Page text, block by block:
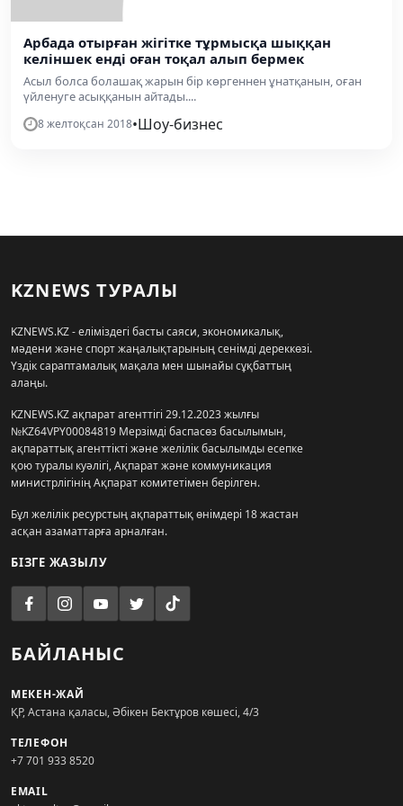
Арбада отырған жігітке тұрмысқа шыққан
келіншек енді оған тоқал алып бермек
Асыл болса болашақ жарын бір көргеннен ұнатқанын, оған
үйленуге асыққанын айтады....
8 желтоқсан 2018•Шоу-бизнес
KZNEWS ТУРАЛЫ
KZNEWS.KZ - еліміздегі басты саяси, экономикалық,
мәдени және спорт жаңалықтарының сенімді дереккөзі.
Үздік сараптамалық мақала мен шынайы сұқбаттың
алаңы.
KZNEWS.KZ ақпарат агенттігі 29.12.2023 жылғы
№KZ64VPY00084819 Мерзімді баспасөз басылымын,
ақпараттық агенттікті және желілік басылымды есепке
қою туралы куәлігі, Ақпарат және коммуникация
министрлігінің Ақпарат комитетімен берілген.
Бұл желілік ресурстың ақпараттық өнімдері 18 жастан
асқан азаматтарға арналған.
БІЗГЕ ЖАЗЫЛУ
БАЙЛАНЫС
МЕКЕН-ЖАЙ
ҚР, Астана қаласы, Әбікен Бектұров көшесі, 4/3
ТЕЛЕФОН
+7 701 933 8520
EMAIL